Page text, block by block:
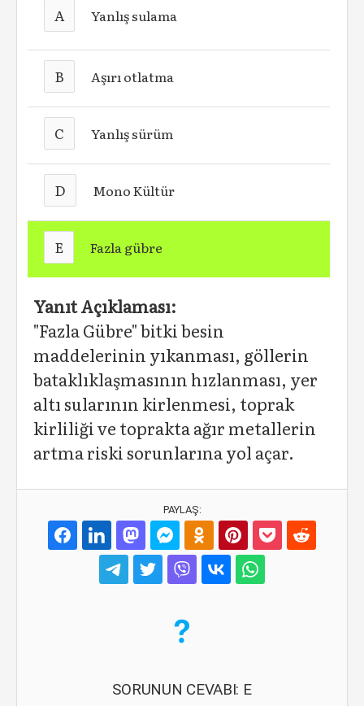
A Yanlış sulama
B Aşırı otlatma
C Yanlış sürüm
D Mono Kültür
E Fazla gübre
Yanıt Açıklaması:
"Fazla Gübre" bitki besin
maddelerinin yıkanması, göllerin
bataklıklaşmasının hızlanması, yer
altı sularının kirlenmesi, toprak
kirliliği ve toprakta ağır metallerin
artma riski sorunlarına yol açar.
PAYLAŞ:
SORUNUN CEVABI: E